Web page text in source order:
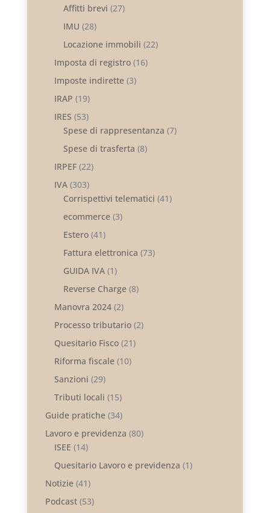
Affitti brevi (27)
IMU (28)
Locazione immobili (22)
Imposta di registro(16)
Imposte indirette(3)
IRAP (19)
IRES (53)
Spese di rappresentanza (7)
Spese di trasferta (8)
IRPEF(22)
IVA(303)
Corrispettivi telematici (41)
ecommerce(3)
Estero(41)
Fattura elettronica (73)
GUIDA IVA(1)
Reverse Charge(8)
Manovra 2024(2)
Processo tributario(2)
Quesitario Fisco(21)
Riforma fiscale(10)
Sanzioni (29)
Tributi locali (15)
Guide pratiche(34)
Lavoro e previdenza (80)
ISEE (14)
Quesitario Lavoro e previdenza (1)
Notizie(41)
Podcast(53)